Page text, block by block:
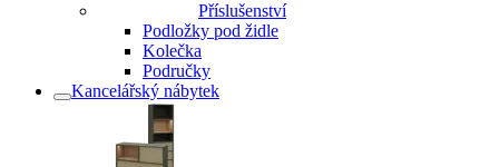
Příslušenství
Podložky pod židle
Kolečka
Područky
Kancelářský nábytek